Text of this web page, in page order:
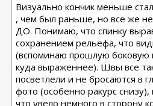
Визуально кончик меньше
, чем был раньше, но все же
ДО. Понимаю, что спинку
сохранением рельефа, что
(вспоминаю прошлую боковую
куда выраженнее). Швы все
посветлели и не бросаются в
фото (особенно ракурс
что увело немного в сторону